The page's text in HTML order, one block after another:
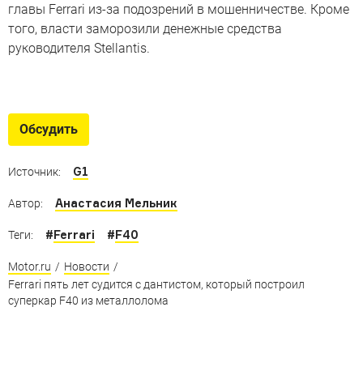
главы Ferrari из-за подозрений в мошенничестве. Кроме
того, власти заморозили денежные средства
руководителя Stellantis.
Суперкары из Маранелло, которые существуют в
Обсудить
Источник: G1
Автор: Анастасия Мельник
Теги: #Ferrari #F40
Motor.ru / Новости /
Ferrari пять лет судится с дантистом, который построил
суперкар F40 из металлолома